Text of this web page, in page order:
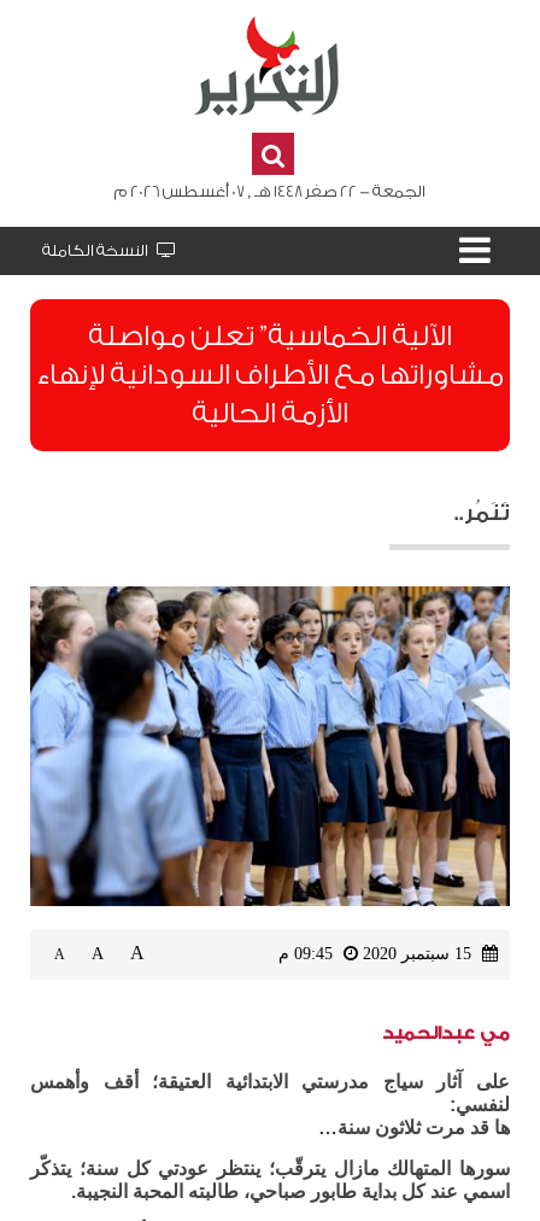
الجمعة - 22 صفر 1448 هـ , 07 أغسطس 2026 م
النسخة الكاملة
الآلية الخماسية” تعلن مواصلة
مشاوراتها مع الأطراف السودانية لإنهاء
الأزمة الحالية
تَنَمُر..
A
A
A
مي عبدالحميد
على آثار سياج مدرستي الابتدائية العتيقة؛ أقف وأهمس
لنفسي:
ها قد مرت ثلاثون سنة…
سورها المتهالك مازال يترقّب؛ ينتظر عودتي كل سنة؛ يتذكّر
اسمي عند كل بداية طابور صباحي، طالبته المحبة النجيبة.